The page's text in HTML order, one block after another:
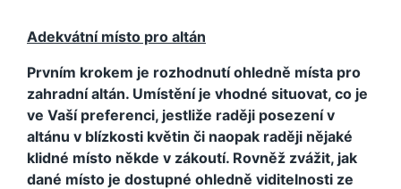
Adekvátní místo pro altán
Prvním krokem je rozhodnutí ohledně místa pro
zahradní altán. Umístění je vhodné situovat, co je
ve Vaší preferenci, jestliže raději posezení v
altánu v blízkosti květin či naopak raději nějaké
klidné místo někde v zákoutí. Rovněž zvážit, jak
dané místo je dostupné ohledně viditelnosti ze